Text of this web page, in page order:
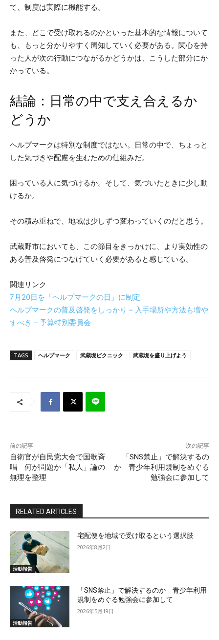
て、制度は実際に機能する。
また、どこで受け取れるのかといった基本的な情報について
も、もっと分かりやすく周知していく必要がある。関心を持
った人が次の行動につながるかどうかは、こうした部分にか
かっている。
結論：日常の中で支え合えるか
どうか
ヘルプマークは特別な制度ではない。日常の中で、ちょっと
した気づきや配慮を生むための仕組みだ。
困っている人に気づけるか。そして、気づいたときに少し動
けるか。
その積み重ねで、地域は少しずつ変わっていくのだと思う。
武蔵野市においても、この節目をきっかけに、より実効性の
ある普及啓発につなげていく必要があると感じている。
関連リンク
7月20日を「ヘルプマークの日」に制定
ヘルプマークの普及啓発をしっかり – 入手場所や方法も増や
すべき – 予算特別委員会
TAGS ヘルプマーク 武蔵境ピクニック 武蔵境を盛り上げよう
前の記事
自衛官が自民党大会で国歌斉
唱 何が問題か「私人」論の
無理を整理
次の記事
「SNS禁止」で解決するの
か 青少年利用規制をめぐる
勉強会に参加して
RELATED ARTICLES
活動報告
宅配便を地域で受け取るという選択肢
2026年8月2日
活動報告
「SNS禁止」で解決するのか 青少年利用
規制をめぐる勉強会に参加して
2026年5月19日